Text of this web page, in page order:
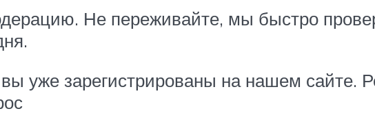
Не переживайте, мы быстро
уже зарегистрированы на нашем сайте.